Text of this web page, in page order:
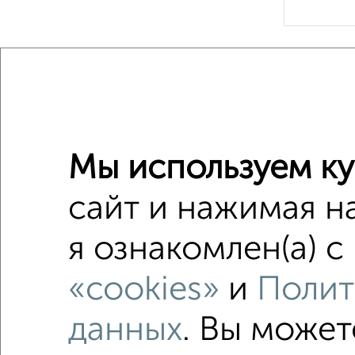
Поиск по
С
Большой
Мы используем
сайт и нажимая
я ознакомлен(а) с
«cookies» и
данных. Вы